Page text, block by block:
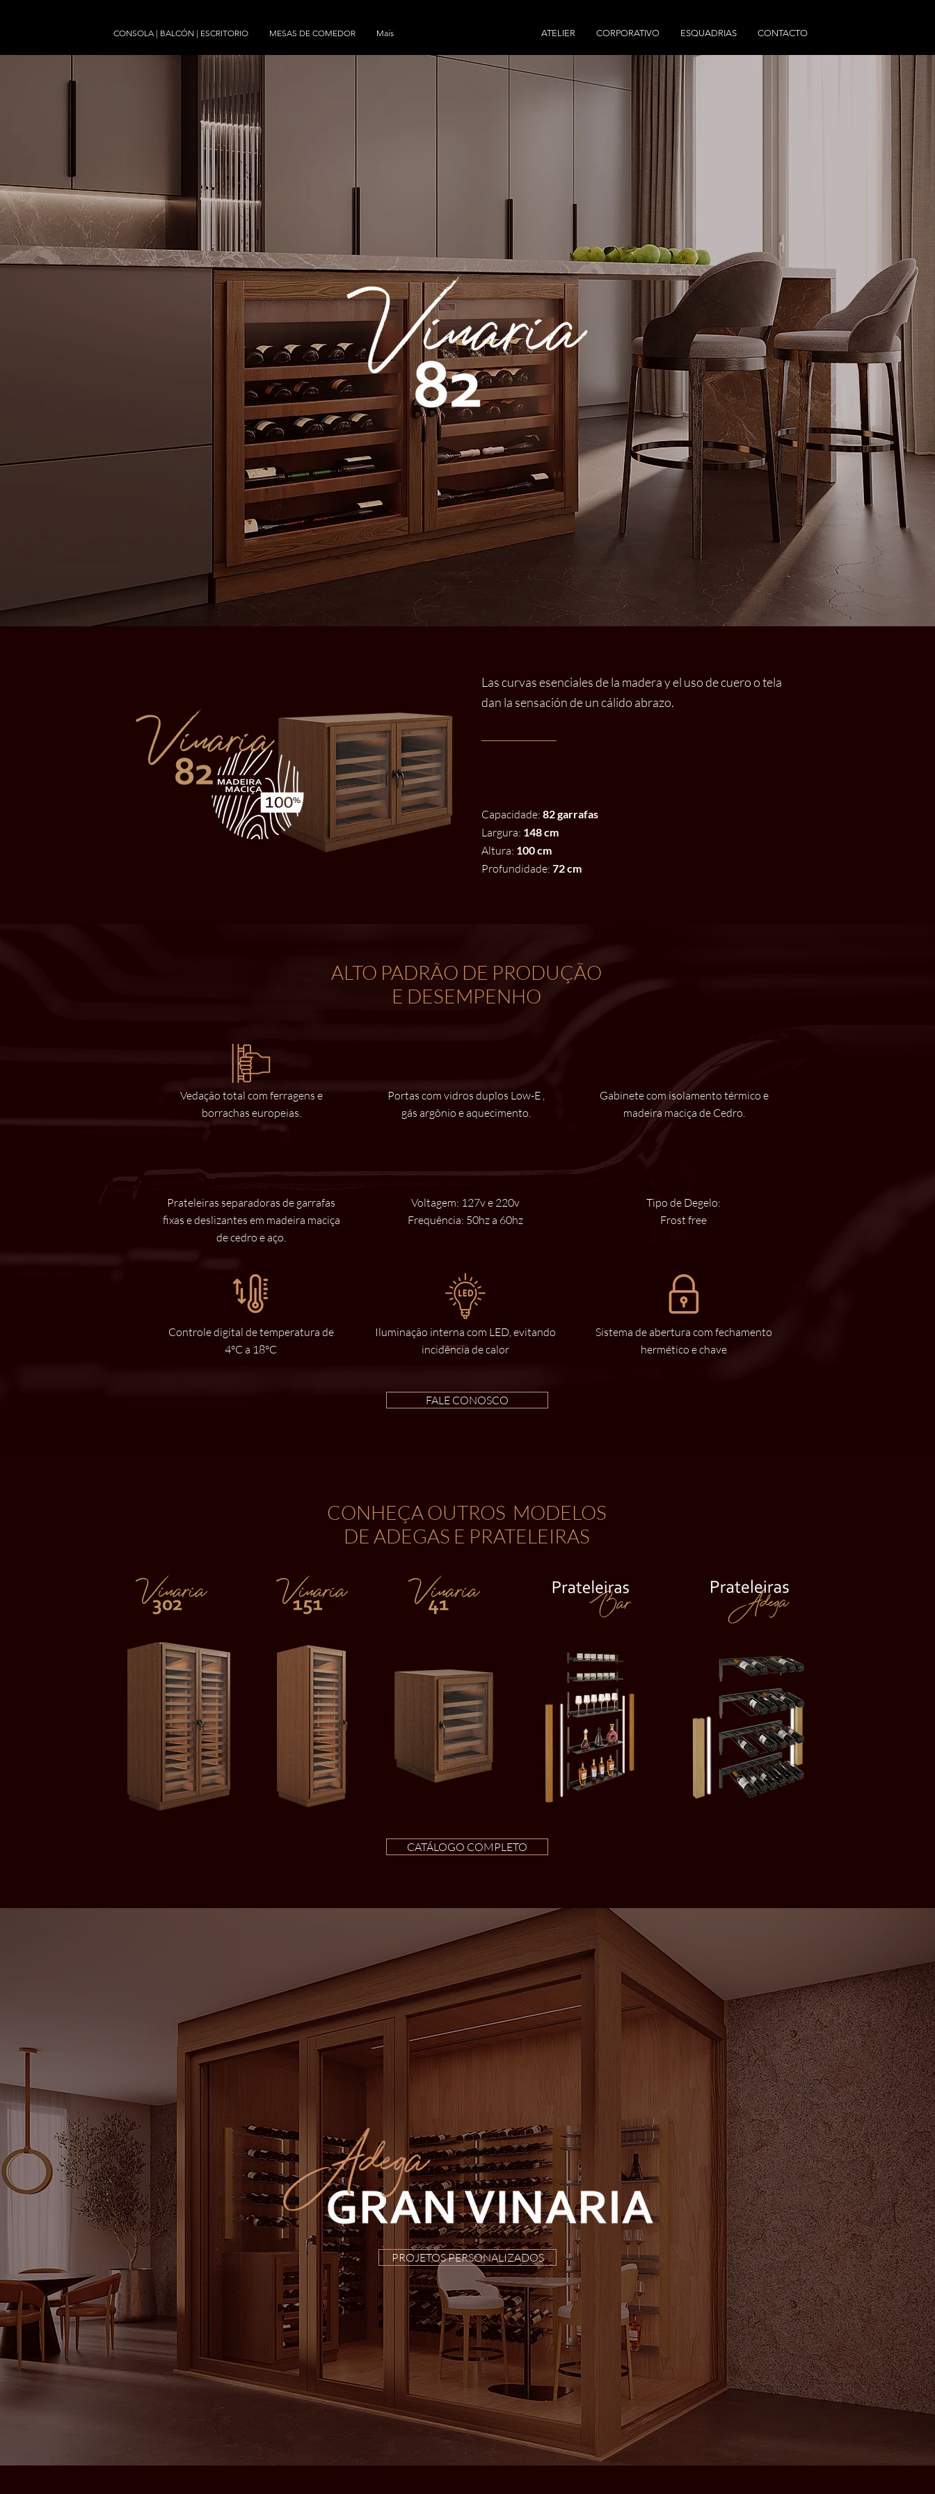
CONSOLA | BALCÓN | ESCRITORIO MESAS DE COMEDOR Mais ATELIER CORPORATIVO ESQUADRIAS CONTACTO
Las curvas esenciales de la madera y el uso de cuero o tela
dan la sensación de un cálido abrazo.
Capacidade: 82 garrafas
Largura: 148 cm
Altura: 100 cm
Profundidade: 72 cm
ALTO PADRÃO DE PRODUÇÃO
E DESEMPENHO
Vedação total com ferragens e
borrachas europeias.
Prateleiras separadoras de garrafas
fixas e deslizantes em madeira maciça
de cedro e aço.
Controle digital de temperatura de
4°C a 18°C
Portas com vidros duplos Low-E ,
gás argônio e aquecimento.
Voltagem: 127v e 220v
Frequência: 50hz a 60hz
Iluminação interna com LED, evitando
incidência de calor
Gabinete com isolamento térmico e
madeira maciça de Cedro.
Tipo de Degelo:
Frost free
Sistema de abertura com fechamento
hermético e chave
FALE CONOSCO
CONHEÇA OUTROS MODELOS
DE ADEGAS E PRATELEIRAS
CATÁLOGO COMPLETO
PROJETOS PERSONALIZADOS